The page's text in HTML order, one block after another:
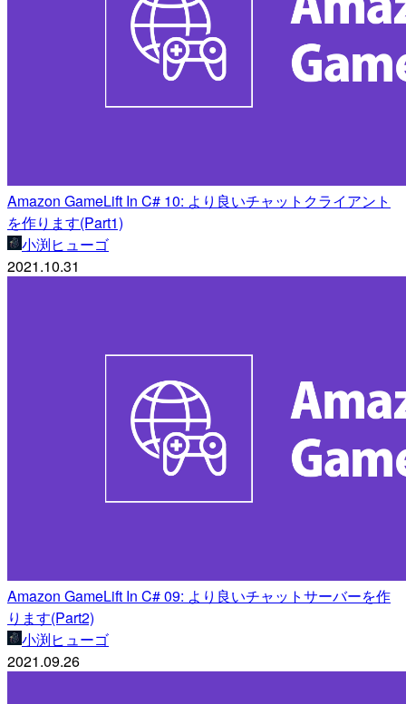
Amazon GameLift In C# 10: より良いチャットクライアント
を作ります(Part1)
小渕ヒューゴ
2021.10.31
Amazon GameLift In C# 09: より良いチャットサーバーを作
ります(Part2)
小渕ヒューゴ
2021.09.26